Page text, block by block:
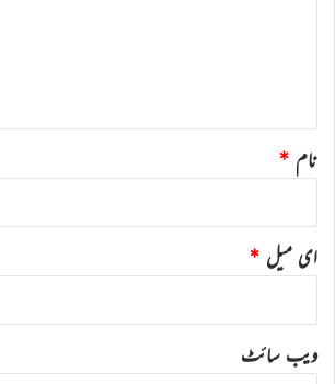
نام *
ای میل *
ویب‌ سائٹ